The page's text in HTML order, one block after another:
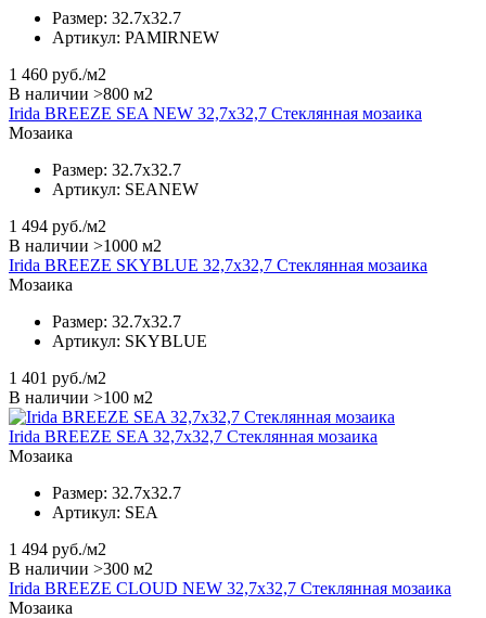
Размер: 32.7x32.7
Артикул: PAMIRNEW
1 460 руб./м2
В наличии >800 м2
Irida BREEZE SEA NEW 32,7x32,7 Стеклянная мозаика
Мозаика
Размер: 32.7x32.7
Артикул: SEANEW
1 494 руб./м2
В наличии >1000 м2
Irida BREEZE SKYBLUE 32,7x32,7 Стеклянная мозаика
Мозаика
Размер: 32.7x32.7
Артикул: SKYBLUE
1 401 руб./м2
В наличии >100 м2
Irida BREEZE SEA 32,7x32,7 Стеклянная мозаика
Мозаика
Размер: 32.7x32.7
Артикул: SEA
1 494 руб./м2
В наличии >300 м2
Irida BREEZE CLOUD NEW 32,7x32,7 Стеклянная мозаика
Мозаика